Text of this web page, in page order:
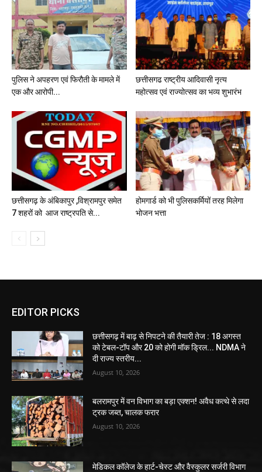
पुलिस ने अपहरण एवं फिरौती के मामले में
एक और आरोपी...
छत्तीसगढ राष्ट्रीय आदिवासी नृत्य
महोत्सव एवं राज्योत्सव का भव्य शुभारंभ
छत्तीसगढ़ के अंबिकापुर ,विश्रामपुर समेत
7 शहरों को आज राष्ट्रपति से...
होमगार्ड को भी पुलिसकर्मियों तरह मिलेगा
भोजन भत्ता
EDITOR PICKS
छत्तीसगढ़ में बाढ़ से निपटने की तैयारी तेज : 18 अगस्त
को टेबल-टॉप और 20 को होगी मॉक ड्रिल... NDMA ने
दी राज्य स्तरीय...
August 10, 2026
बलरामपुर में वन विभाग का बड़ा एक्शन! अवैध कत्थे से लदा
ट्रक जब्त, चालक फरार
August 10, 2026
मेडिकल कॉलेज के हार्ट-चेस्ट और वैस्कुलर सर्जरी विभाग